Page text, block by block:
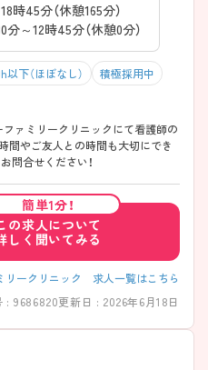
時45分（休憩165分）
分～12時45分（休憩0分）
以下（ほぼなし） 積極採用中
ァミリークリニックにて看護師の
お問合せください！
簡単1分！
の求人について
しく聞いてみる
リークリニック 求人一覧はこちら
: 9686820更新日 : 2026年6月18日